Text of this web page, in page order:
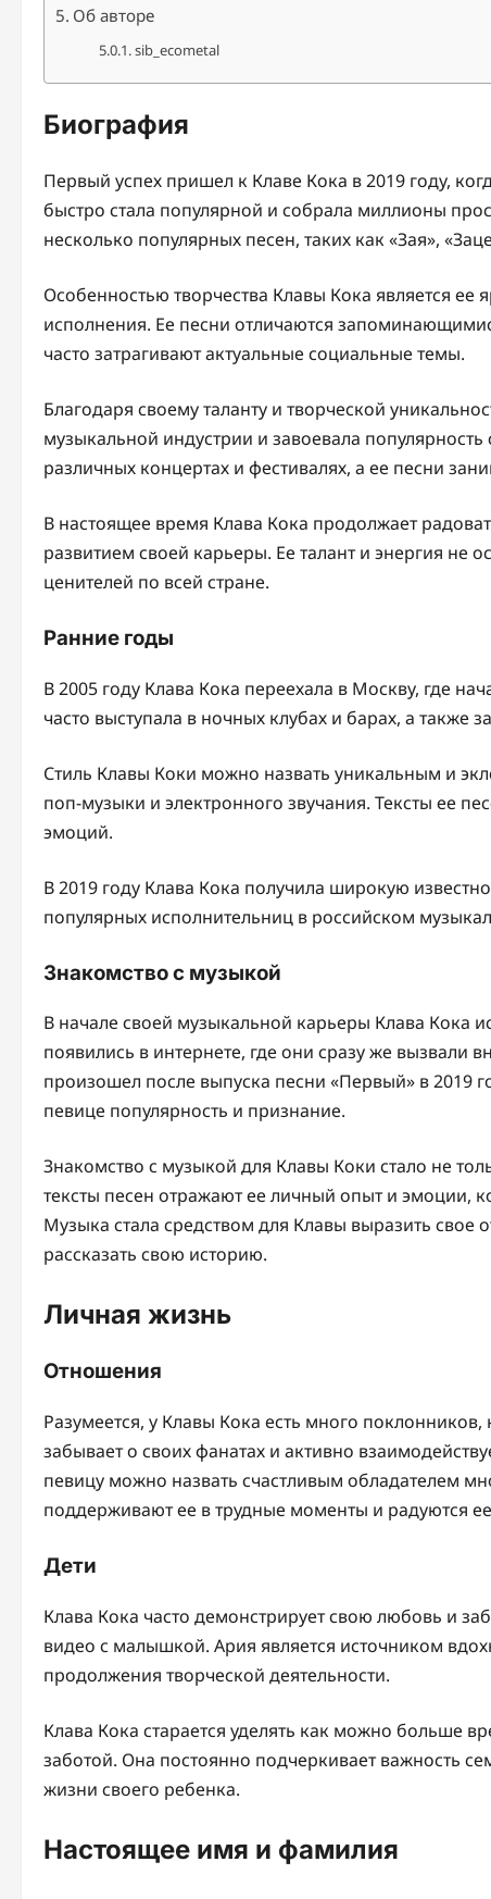
Об авторе
sib_ecometal
Биография
Первый успех пришел к Клаве Кока в 2019 году,
быстро стала популярной и собрала миллионы
несколько популярных песен, таких как «Зая»,
Особенностью творчества Клавы Кока является
исполнения. Ее песни отличаются
часто затрагивают актуальные социальные темы.
Благодаря своему таланту и творческой
музыкальной индустрии и завоевала
различных концертах и фестивалях, а ее песни
В настоящее время Клава Кока продолжает
развитием своей карьеры. Ее талант и энергия
ценителей по всей стране.
Ранние годы
В 2005 году Клава Кока переехала в Москву, где
часто выступала в ночных клубах и барах, а также
Стиль Клавы Коки можно назвать уникальным и
поп-музыки и электронного звучания. Тексты ее
эмоций.
В 2019 году Клава Кока получила широкую
популярных исполнительниц в российском
Знакомство с музыкой
В начале своей музыкальной карьеры Клава Кока
появились в интернете, где они сразу же
произошел после выпуска песни «Первый» в 2019
певице популярность и признание.
Знакомство с музыкой для Клавы Коки стало не
тексты песен отражают ее личный опыт и эмоции,
Музыка стала средством для Клавы выразить
рассказать свою историю.
Личная жизнь
Отношения
Разумеется, у Клавы Кока есть много
забывает о своих фанатах и активно
певицу можно назвать счастливым обладателем
поддерживают ее в трудные моменты и радуются
Дети
Клава Кока часто демонстрирует свою любовь и
видео с малышкой. Ария является источником
продолжения творческой деятельности.
Клава Кока старается уделять как можно больше
заботой. Она постоянно подчеркивает важность
жизни своего ребенка.
Настоящее имя и фамилия